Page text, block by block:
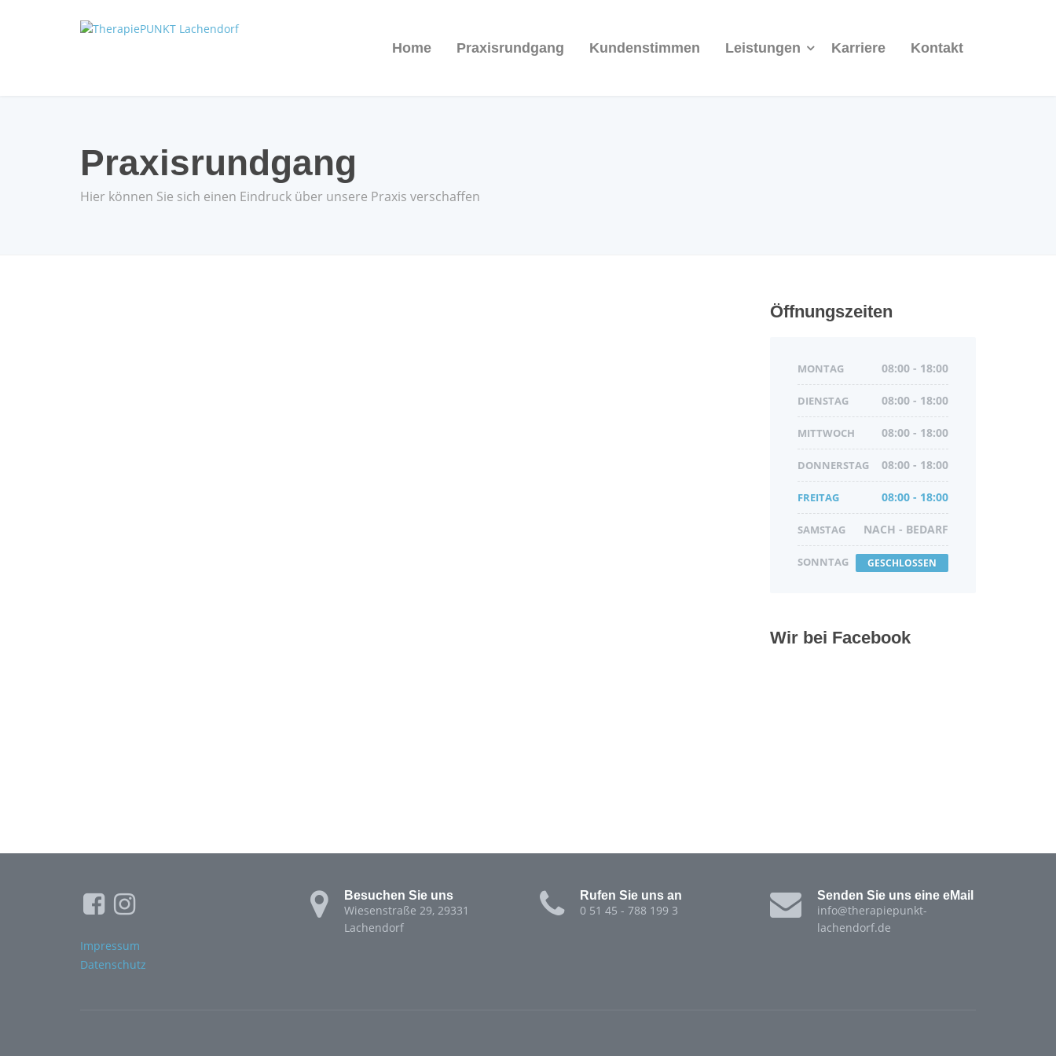
Home Praxisrundgang Kundenstimmen Leistungen Karriere Kontakt
Praxisrundgang
Hier können Sie sich einen Eindruck über unsere Praxis verschaffen
Öffnungszeiten
MONTAG 08:00 - 18:00
DIENSTAG 08:00 - 18:00
MITTWOCH 08:00 - 18:00
DONNERSTAG 08:00 - 18:00
FREITAG 08:00 - 18:00
SAMSTAG NACH - BEDARF
SONNTAG GESCHLOSSEN
Wir bei Facebook
Besuchen Sie uns
Wiesenstraße 29, 29331
Lachendorf
Rufen Sie uns an
0 51 45 - 788 199 3
Senden Sie uns eine eMail
info@therapiepunkt-
lachendorf.de
Impressum
Datenschutz